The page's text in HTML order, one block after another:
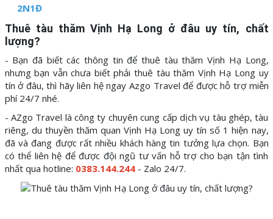
2N1Đ
Thuê tàu thăm Vịnh Hạ Long ở đâu uy tín, chất
lượng?
- Bạn đã biết các thông tin để thuê tàu thăm Vịnh Hạ Long,
nhưng bạn vẫn chưa biết phải thuê tàu thăm Vịnh Hạ Long uy
tín ở đâu, thì hãy liên hệ ngay Azgo Travel để được hỗ trợ miễn
phí 24/7 nhé.
- AZgo Travel là công ty chuyên cung cấp dịch vụ tàu ghép, tàu
riêng, du thuyền thăm quan Vịnh Hạ Long uy tín số 1 hiện nay,
đã và đang được rất nhiều khách hàng tin tưởng lựa chọn. Bạn
có thể liên hệ để được đội ngũ tư vấn hỗ trợ cho bạn tận tình
nhất qua hotline: 0383.144.244- Zalo 24/7.